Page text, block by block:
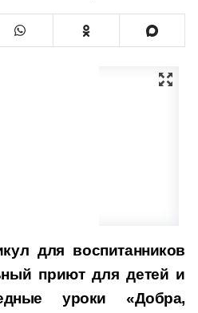
для воспитанников
приют для детей и
уроки «Добра,